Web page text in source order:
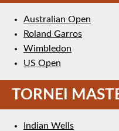
Australian Open
Roland Garros
Wimbledon
US Open
TORNEI
Indian Wells